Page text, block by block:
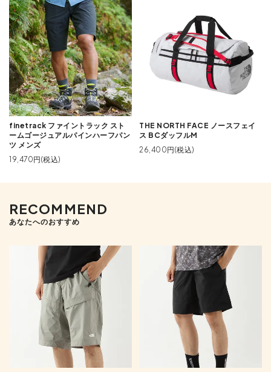
finetrack ファイントラック スト
ームゴージュアルパインハーフパン
ツ メンズ
19,470円(税込)
THE NORTH FACE ノースフェイ
ス BCダッフルM
26,400円(税込)
RECOMMEND
あなたへのおすすめ